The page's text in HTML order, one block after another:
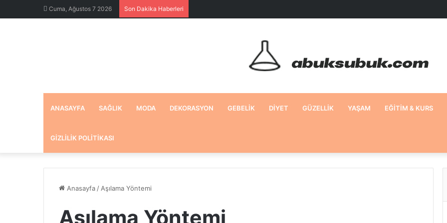
Cuma, Ağustos 7 2026 Son Dakika Haberleri
ANASAYFA SAĞLIK MODA DEKORASYON GEBELIK DIYET GÜZELLIK YAŞAM EĞITIM & KURS
GIZLILIK POLITIKASI
Anasayfa / Aşılama Yöntemi
Aşılama Yöntemi